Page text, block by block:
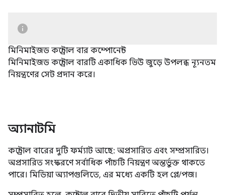
মিনিমাইজড কন্ট্রোল বার কম্পোনেন্ট
মিনিমাইজড কন্ট্রোল বারটি একাধিক ভিউ জুড়ে উপলব্ধ ন্যূনতম
নিয়ন্ত্রণের সেট প্রদান করে।
অ্যানাটমি
কন্ট্রোল বারের দুটি ফর্ম্যাট আছে: অপ্রসারিত এবং সম্প্রসারিত।
অপ্রসারিত সংস্করণে সর্বাধিক পাঁচটি নিয়ন্ত্রণ অন্তর্ভুক্ত থাকতে
পারে। মিডিয়া অ্যাপগুলিতে, এর মধ্যে একটি হল প্লে/পজ।